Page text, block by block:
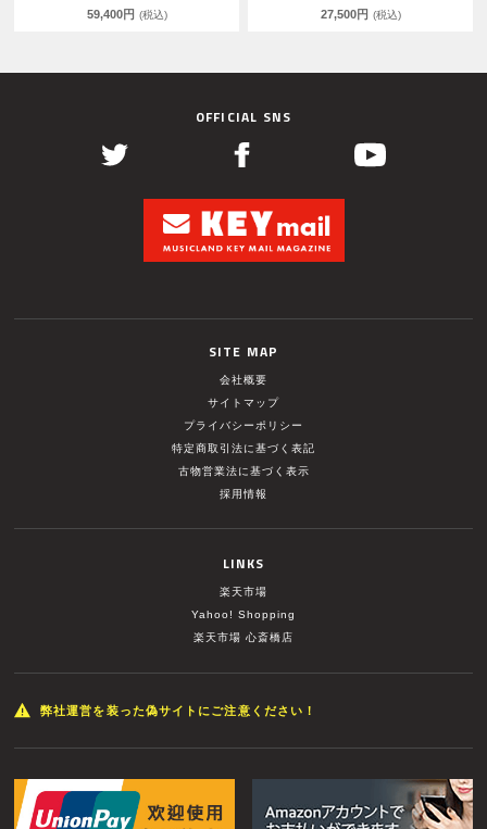
59,400円 (税込)
27,500円 (税込)
OFFICIAL SNS
SITE MAP
会社概要
サイトマップ
プライバシーポリシー
特定商取引法に基づく表記
古物営業法に基づく表示
採用情報
LINKS
楽天市場
Yahoo! Shopping
楽天市場 心斎橋店
弊社運営を装った偽サイトにご注意ください！